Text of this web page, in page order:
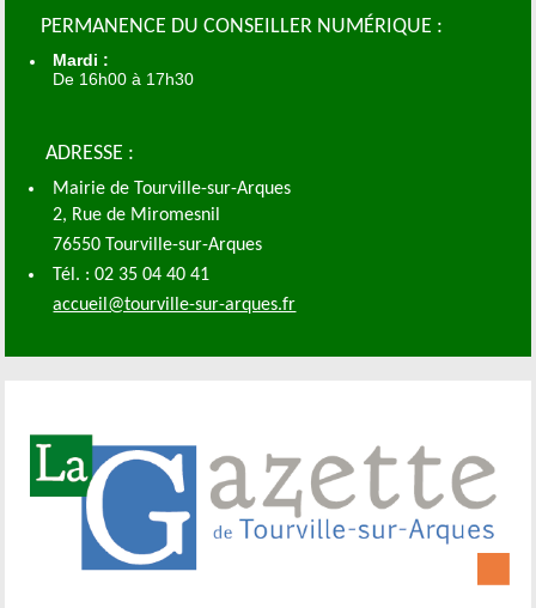
PERMANENCE DU CONSEILLER NUMÉRIQUE :
Mardi :
De 16h00 à 17h30
ADRESSE :
Mairie de Tourville-sur-Arques
2, Rue de Miromesnil
76550 Tourville-sur-Arques
Tél. : 02 35 04 40 41
accueil@tourville-sur-arques.fr